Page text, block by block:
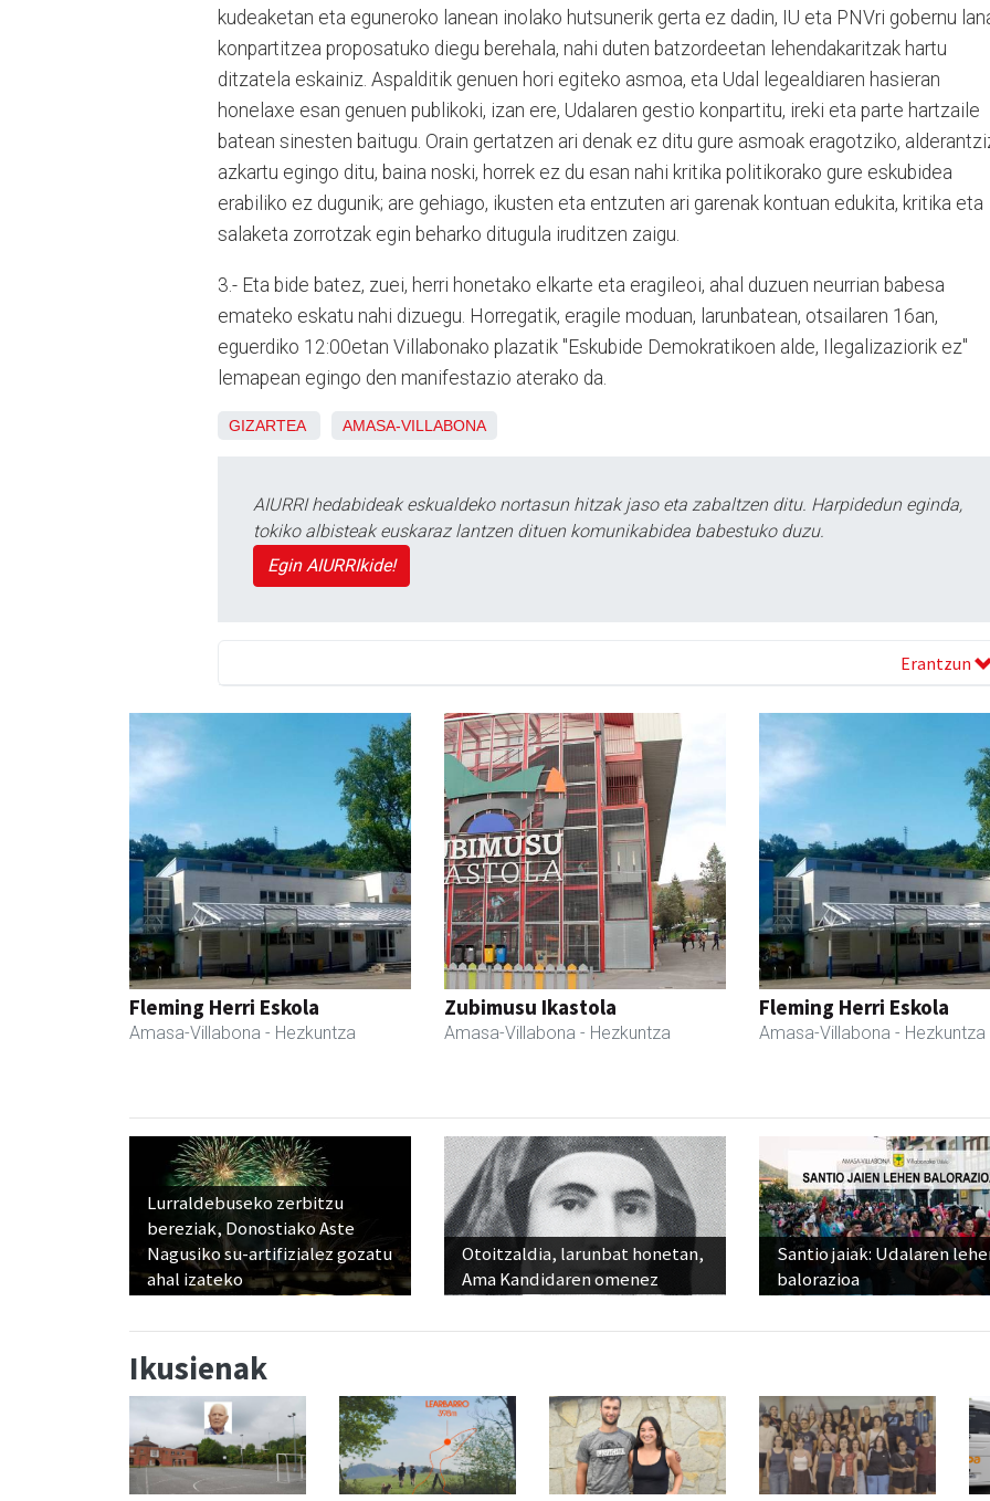
kudeaketan eta eguneroko lanean inolako hutsunerik gerta ez dadin, IU eta PNVri gobernu
konpartitzea proposatuko diegu berehala, nahi duten batzordeetan lehendakaritzak hartu
ditzatela eskainiz. Aspalditik genuen hori egiteko asmoa, eta Udal legealdiaren hasieran
honelaxe esan genuen publikoki, izan ere, Udalaren gestio konpartitu, ireki eta parte hartzaile
batean sinesten baitugu. Orain gertatzen ari denak ez ditu gure asmoak eragotziko,
azkartu egingo ditu, baina noski, horrek ez du esan nahi kritika politikorako gure eskubidea
erabiliko ez dugunik; are gehiago, ikusten eta entzuten ari garenak kontuan edukita, kritika eta
salaketa zorrotzak egin beharko ditugula iruditzen zaigu.
3.- Eta bide batez, zuei, herri honetako elkarte eta eragileoi, ahal duzuen neurrian babesa
emateko eskatu nahi dizuegu. Horregatik, eragile moduan, larunbatean, otsailaren 16an,
eguerdiko 12:00etan Villabonako plazatik "Eskubide Demokratikoen alde, Ilegalizaziorik ez"
lemapean egingo den manifestazio aterako da.
GIZARTEA AMASA-VILLABONA
AIURRI hedabideak eskualdeko nortasun hitzak jaso eta zabaltzen ditu. Harpidedun eginda,
tokiko albisteak euskaraz lantzen dituen komunikabidea babestuko duzu.
Egin AIURRIkide!
Erantzun
Fleming Herri Eskola
Amasa-Villabona - Hezkuntza
Zubimusu Ikastola
Amasa-Villabona - Hezkuntza
Fleming Herri Eskola
Amasa-Villabona - Hezkuntza
Lurraldebuseko zerbitzu
bereziak, Donostiako Aste
Nagusiko su-artifizialez gozatu
ahal izateko
Otoitzaldia, larunbat honetan,
Ama Kandidaren omenez
Santio jaiak: Udalaren
balorazioa
Ikusienak